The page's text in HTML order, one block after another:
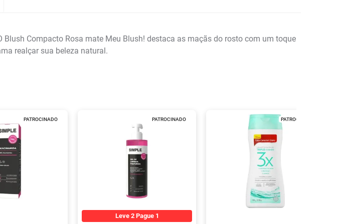
Compacto Rosa mate Meu Blush! destaca as maçãs do rosto com um toque
realçar sua beleza natural.
PATROCINADO PATROCINADO
Leve 2 Pague 1
PATROCINADO